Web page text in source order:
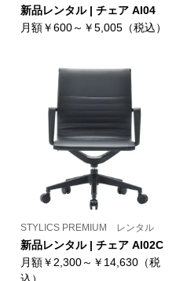
新品レンタル | チェア AI04
月額￥600～￥5,005（税込）
STYLICS PREMIUM レンタル
新品レンタル | チェア AI02C
月額￥2,300～￥14,630（税